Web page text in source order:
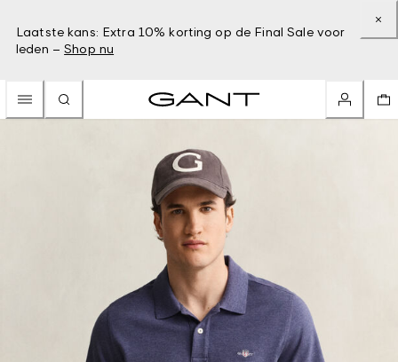
Laatste kans: Extra 10% korting op de Final Sale voor
leden – Shop nu